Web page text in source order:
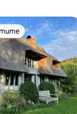
на гостите